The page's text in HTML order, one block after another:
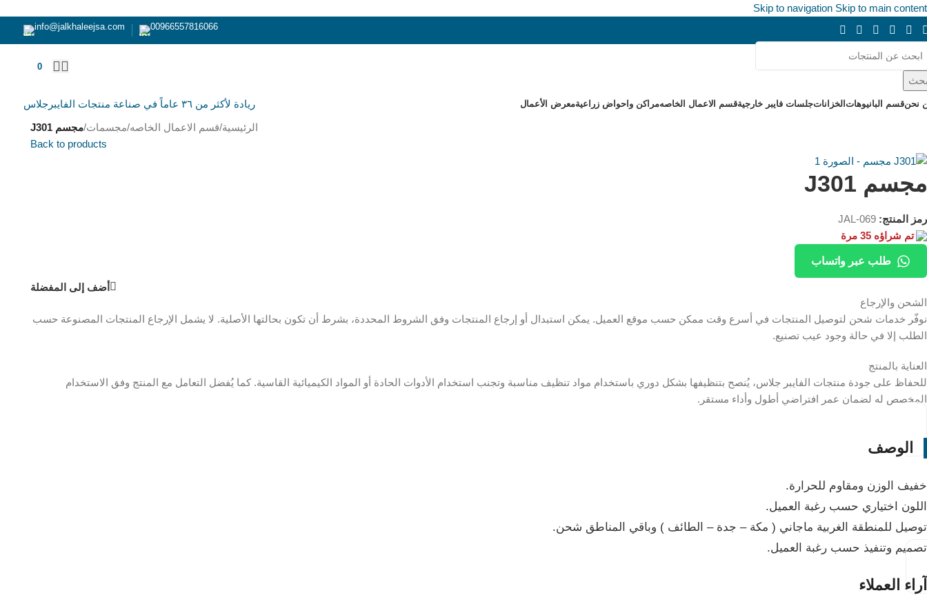
Skip to navigation Skip to main content
00966557816066
info@jalkhaleejsa.com
0
نحنقسم البانيوهاتالخزاناتجلسات فايبر خارجيةقسم الاعمال الخاصهمراكن واحواض زراعيةمعرض الأعمال ريادة لأكثر من ٣٦ عاماً في صناعة منتجات الفايبرجلاس
الرئيسية/قسم الاعمال الخاصه/مجسمات/مجسم J301
Back to products
مجسم J301
رمز المنتج: JAL-069
تم شراؤه 35 مرة
طلب عبر واتساب
أضف إلى المفضلة
الشحن والإرجاع
نوفّر خدمات شحن لتوصيل المنتجات في أسرع وقت ممكن حسب موقع العميل. يمكن استبدال أو إرجاع المنتجات وفق الشروط المحددة، بشرط أن تكون بحالتها الأصلية. لا يشمل الإرجاع المنتجات المصنوعة حسب
الطلب إلا في حالة وجود عيب تصنيع.
العناية بالمنتج
للحفاظ على جودة منتجات الفايبر جلاس، يُنصح بتنظيفها بشكل دوري باستخدام مواد تنظيف مناسبة وتجنب استخدام الأدوات الحادة أو المواد الكيميائية القاسية. كما يُفضل التعامل مع المنتج وفق الاستخدام
المخصص له لضمان عمر افتراضي أطول وأداء مستقر.
الوصف
خفيف الوزن ومقاوم للحرارة.
اللون اختياري حسب رغبة العميل.
توصيل للمنطقة الغربية ماجاني ( مكة – جدة – الطائف ) وباقي المناطق شحن.
تصميم وتنفيذ حسب رغبة العميل.
آراء العملاء